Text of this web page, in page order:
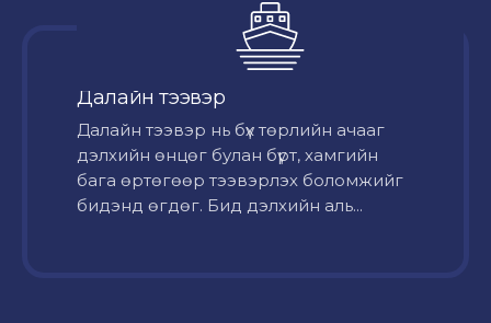
Далайн тээвэр
Далайн тээвэр нь бүх төрлийн ачааг
дэлхийн өнцөг булан бүрт, хамгийн
бага өртөгөөр тээвэрлэх боломжийг
бидэнд өгдөг. Бид дэлхийн аль...